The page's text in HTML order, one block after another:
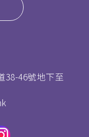
38-46號地下至